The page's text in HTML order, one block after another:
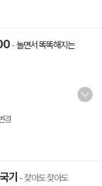
-놀면서 똑똑해지는
경
기 - 찾아도 찾아도